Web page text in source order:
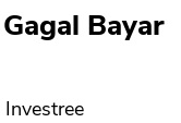
Bayar